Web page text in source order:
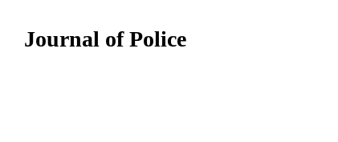
Journal of Police